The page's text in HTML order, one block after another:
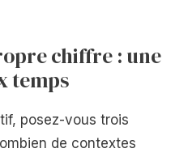
chiffre : une
temps
posez-vous trois
de contextes